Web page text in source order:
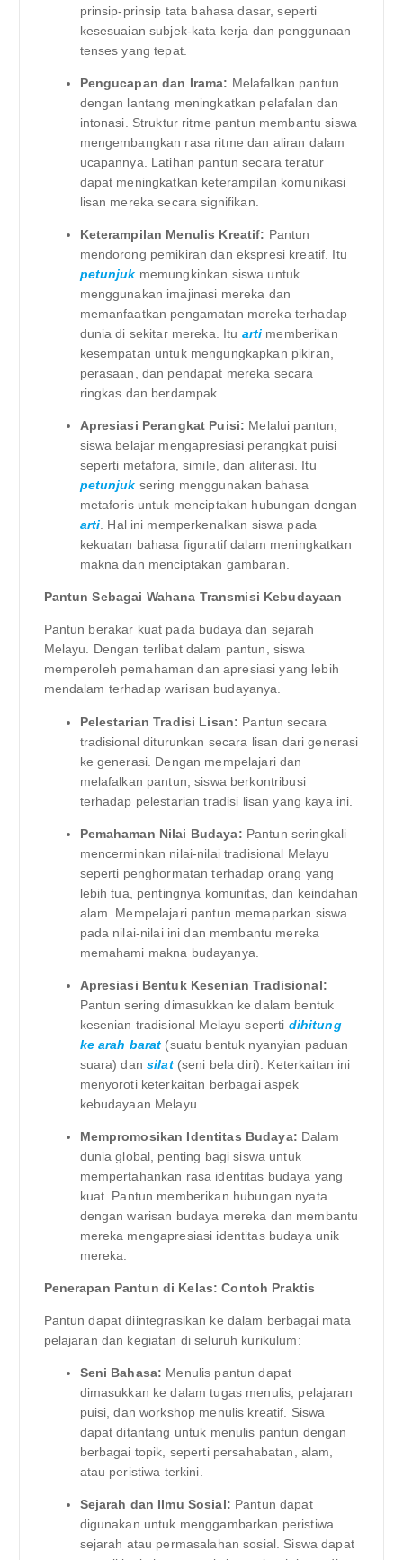
prinsip-prinsip tata bahasa dasar, seperti
kesesuaian subjek-kata kerja dan penggunaan
tenses yang tepat.
Pengucapan dan Irama: Melafalkan pantun
dengan lantang meningkatkan pelafalan dan
intonasi. Struktur ritme pantun membantu siswa
mengembangkan rasa ritme dan aliran dalam
ucapannya. Latihan pantun secara teratur
dapat meningkatkan keterampilan komunikasi
lisan mereka secara signifikan.
Keterampilan Menulis Kreatif: Pantun
mendorong pemikiran dan ekspresi kreatif. Itu
petunjuk memungkinkan siswa untuk
menggunakan imajinasi mereka dan
memanfaatkan pengamatan mereka terhadap
dunia di sekitar mereka. Itu arti memberikan
kesempatan untuk mengungkapkan pikiran,
perasaan, dan pendapat mereka secara
ringkas dan berdampak.
Apresiasi Perangkat Puisi: Melalui pantun,
siswa belajar mengapresiasi perangkat puisi
seperti metafora, simile, dan aliterasi. Itu
petunjuk sering menggunakan bahasa
metaforis untuk menciptakan hubungan dengan
arti. Hal ini memperkenalkan siswa pada
kekuatan bahasa figuratif dalam meningkatkan
makna dan menciptakan gambaran.
Pantun Sebagai Wahana Transmisi Kebudayaan
Pantun berakar kuat pada budaya dan sejarah
Melayu. Dengan terlibat dalam pantun, siswa
memperoleh pemahaman dan apresiasi yang lebih
mendalam terhadap warisan budayanya.
Pelestarian Tradisi Lisan: Pantun secara
tradisional diturunkan secara lisan dari generasi
ke generasi. Dengan mempelajari dan
melafalkan pantun, siswa berkontribusi
terhadap pelestarian tradisi lisan yang kaya ini.
Pemahaman Nilai Budaya: Pantun seringkali
mencerminkan nilai-nilai tradisional Melayu
seperti penghormatan terhadap orang yang
lebih tua, pentingnya komunitas, dan keindahan
alam. Mempelajari pantun memaparkan siswa
pada nilai-nilai ini dan membantu mereka
memahami makna budayanya.
Apresiasi Bentuk Kesenian Tradisional:
Pantun sering dimasukkan ke dalam bentuk
kesenian tradisional Melayu seperti dihitung
ke arah barat (suatu bentuk nyanyian paduan
suara) dansilat(seni bela diri). Keterkaitan ini
menyoroti keterkaitan berbagai aspek
kebudayaan Melayu.
Mempromosikan Identitas Budaya: Dalam
dunia global, penting bagi siswa untuk
mempertahankan rasa identitas budaya yang
kuat. Pantun memberikan hubungan nyata
dengan warisan budaya mereka dan membantu
mereka mengapresiasi identitas budaya unik
mereka.
Penerapan Pantun di Kelas: Contoh Praktis
Pantun dapat diintegrasikan ke dalam berbagai mata
pelajaran dan kegiatan di seluruh kurikulum:
Seni Bahasa: Menulis pantun dapat
dimasukkan ke dalam tugas menulis, pelajaran
puisi, dan workshop menulis kreatif. Siswa
dapat ditantang untuk menulis pantun dengan
berbagai topik, seperti persahabatan, alam,
atau peristiwa terkini.
Sejarah dan Ilmu Sosial: Pantun dapat
digunakan untuk menggambarkan peristiwa
sejarah atau permasalahan sosial. Siswa dapat